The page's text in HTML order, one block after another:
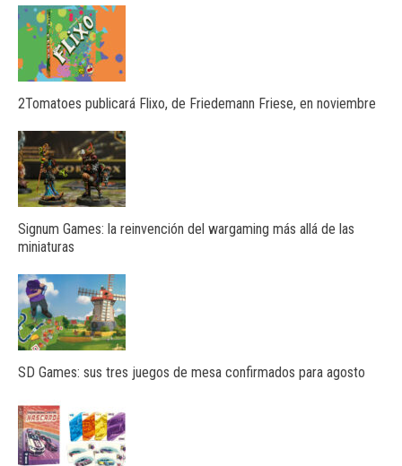
2Tomatoes publicará Flixo, de Friedemann Friese, en noviembre
Signum Games: la reinvención del wargaming más allá de las
miniaturas
SD Games: sus tres juegos de mesa confirmados para agosto